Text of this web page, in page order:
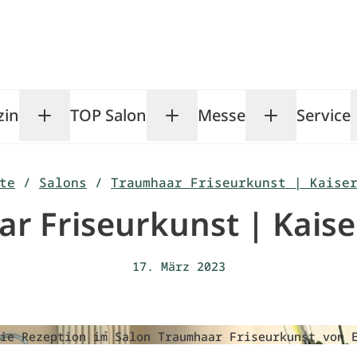
Toggle Magazin submenu
TOP Salon Toggle TOP Salon
Messe ToggleService
/ Salons / Traumhaar Friseurkunst |
Friseurkunst |
17. März 2023
Rezeption im Salon Traumhaar Friseurkunst